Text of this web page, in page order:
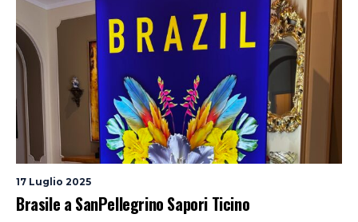
17 Luglio 2025
Brasile a SanPellegrino Sapori Ticino